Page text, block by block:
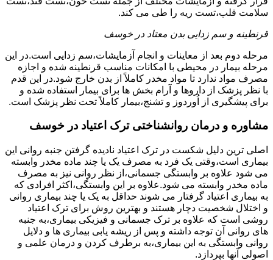
سلامت قلب،تست ریه را طی می کند.
قرنطینه و سم زدایی بدن معتاد در خوسف
مرحله دوم بعد از معاینات و انجام آزمایشات،سم زدایی است.در این
مرحله بیمار در محیطی با امکانات مناسب قرنطینه شده و اجازه
مصرف مواد ندارد تا مواد مخدر کاملاً از بدن خارج شود.در این قدم
با نظر پزشک از داروها و آرام بخش ها برای بیمار استفاده شده و
برای پیشگیری از اُوردوز و تشنج،بیمار کاملاً تحت نظر پزشک است.
مشاوره و درمان روانشناختی ترک اعتیاد در خوسف
اصلی ترین دلیل شکست در ترک اعتیاد نادیده گرفتن جنبه روانی این
بیماری است،وقتی یک فرد به مصرف یک یا چند ماده مخدر وابسته
می شود علاوه بر وابستگی جسمانی،از نظر روانی نیز به مصرف
ماده مخدر وابسته می شود.علاوه بر این وابستگی،اکثر افرادی که
به بیماری اعتیاد گرفتار می شوند حداقل به یک یا چند بیماری روانی
و اختلال شخصیت دچار هستند و بهترین روش برای ترک اعتیاد
روشی است که علاوه بر ترک جسمانی و فیزیکی بیماری،به جنبه
های روانی آن توجه داشته و پس از ریشه یابی بیماری ها و دلایل
روانی وابستگی به این بیماری،به برطرف کردن و درمان علمی و
اصولی آنها بپردازد.